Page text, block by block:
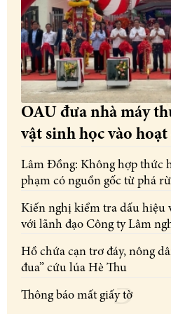
OAU đưa nhà máy
vật sinh học vào
Lâm Đồng: Không hợp thức
phạm có nguồn gốc từ phá
Kiến nghị kiểm tra dấu hiệu
với lãnh đạo Công ty Lâm
Hồ chứa cạn trơ đáy, nông
đua” cứu lúa Hè Thu
Thông báo mất giấy tờ